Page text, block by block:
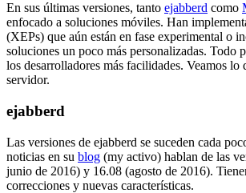
En sus últimas versiones, tanto ejabberd como
enfocado a soluciones móviles. Han
(XEPs) que aún están en fase experimental o
soluciones un poco más personalizadas. Todo
los desarrolladores más facilidades. Veamos lo
servidor.
ejabberd
Las versiones de ejabberd se suceden cada
noticias en su blog (my activo) hablan de las
junio de 2016) y 16.08 (agosto de 2016).
correcciones y nuevas características.